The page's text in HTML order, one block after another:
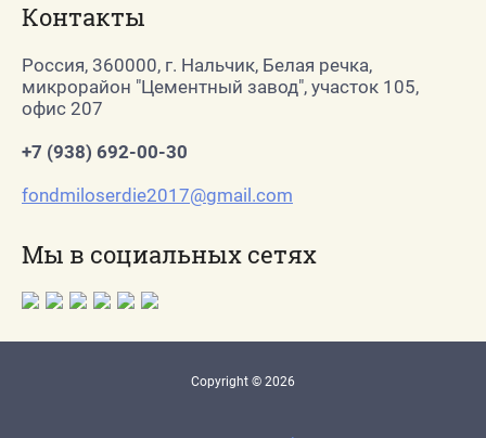
Контакты
Россия, 360000, г. Нальчик, Белая речка,
микрорайон "Цементный завод", участок 105,
офис 207
+7 (938) 692-00-30
fondmiloserdie2017@gmail.com
Мы в социальных сетях
Copyright © 2026